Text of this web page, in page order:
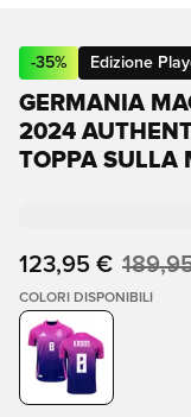
-35% Edizione
GERMANIA
2024
TOPPA SULLA
123,95 €
COLORI DISPONIBILI